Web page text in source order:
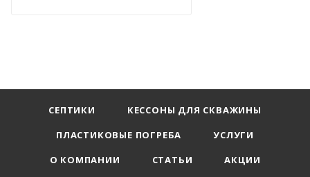
СЕПТИКИ
КЕССОНЫ ДЛЯ СКВАЖИНЫ
ПЛАСТИКОВЫЕ ПОГРЕБА
УСЛУГИ
О КОМПАНИИ
СТАТЬИ
АКЦИИ